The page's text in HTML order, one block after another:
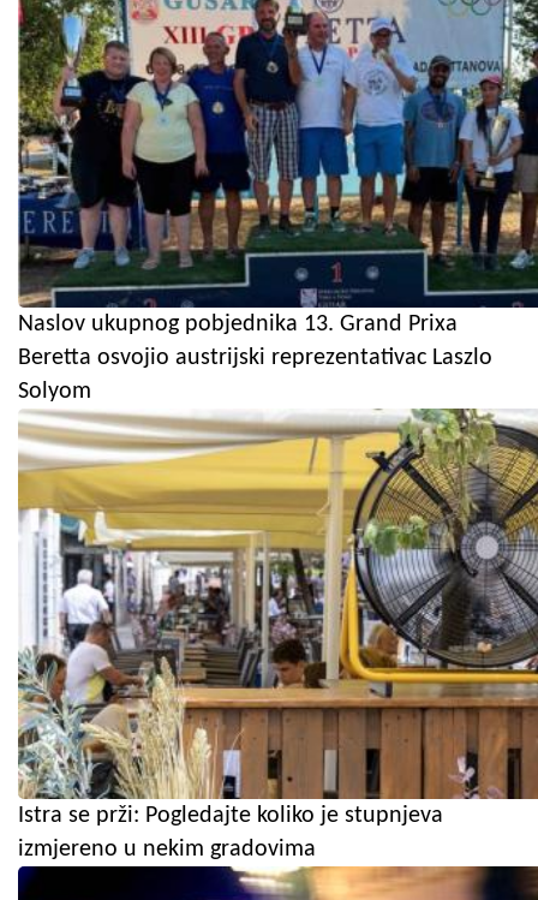
Naslov ukupnog pobjednika 13. Grand Prixa
Beretta osvojio austrijski reprezentativac Laszlo
Solyom
Istra se prži: Pogledajte koliko je stupnjeva
izmjereno u nekim gradovima